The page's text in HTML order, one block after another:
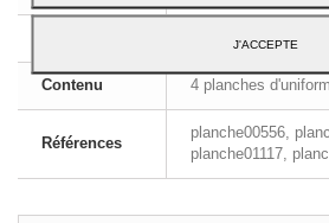
Français et Anglais
Contenu 4 planches
Références
planche00556,
planche01117,
J'ACCEPTE